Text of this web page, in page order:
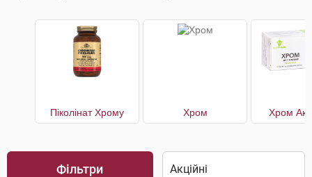
Піколінат Хрому Хром Хром
Фільтри